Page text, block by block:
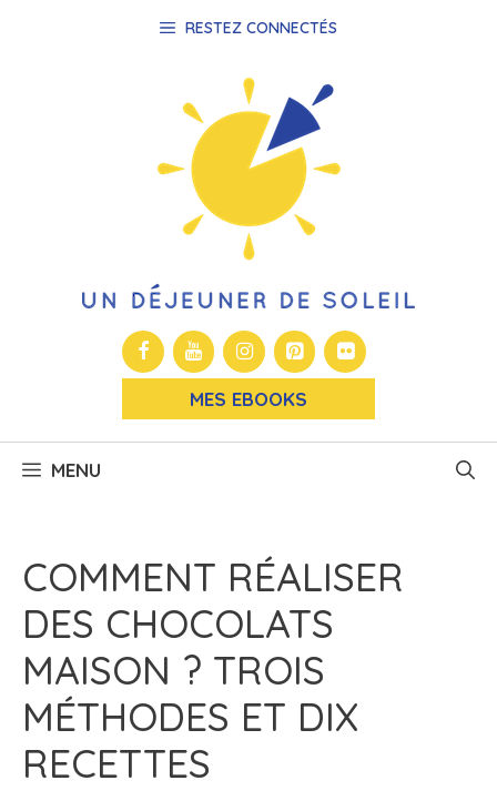
RESTEZ CONNECTÉS
MES EBOOKS
MENU
COMMENT RÉALISER
DES CHOCOLATS
MAISON ? TROIS
MÉTHODES ET DIX
RECETTES